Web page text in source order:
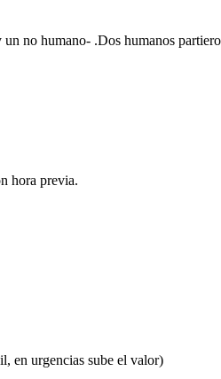
no humano- .Dos humanos
hora previa.
en urgencias sube el valor)